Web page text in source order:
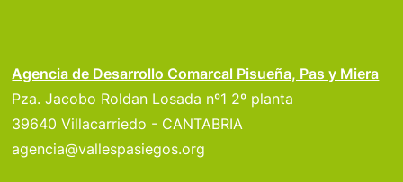
Agencia de Desarrollo Comarcal Pisueña, Pas y Miera
Pza. Jacobo Roldan Losada nº1 2º planta
39640 Villacarriedo - CANTABRIA
agencia@vallespasiegos.org